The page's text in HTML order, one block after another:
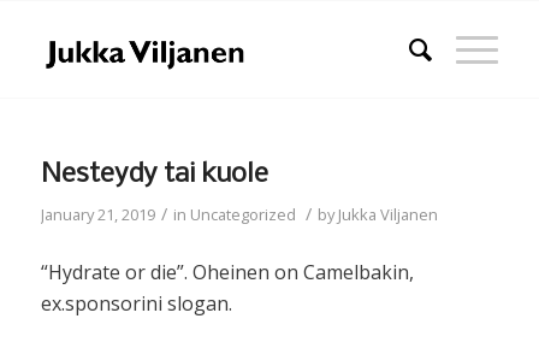
Nesteydy tai kuole
January 21, 2019 / in Uncategorized / byJukka Viljanen
“Hydrate or die”. Oheinen on Camelbakin,
ex.sponsorini slogan.